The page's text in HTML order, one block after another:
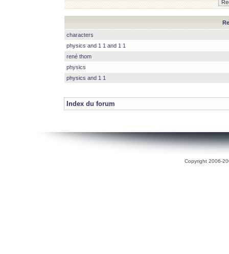
characters
physics and 1 1 and 1 1
rené thom
physics
physics and 1 1
Index du forum
Copyright 2006-